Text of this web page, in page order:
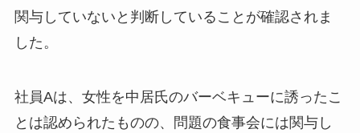
関与していないと判断していることが確認されま
した。
社員Aは、女性を中居氏のバーベキューに誘ったこ
とは認められたものの、問題の食事会には関与し